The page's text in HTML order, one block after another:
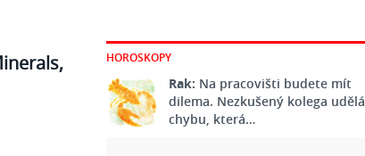
HOROSKOPY
Rak: Na pracovišti budete mít
dilema. Nezkušený kolega udělá
chybu, která…